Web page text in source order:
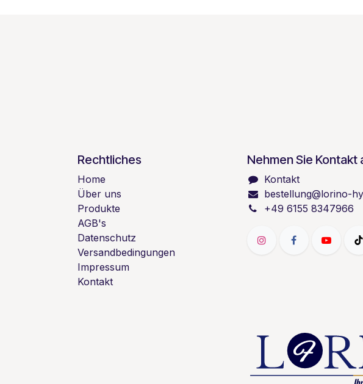
Rechtliches
Home
Über uns
Produkte
AGB's
Datenschutz
Versandbedingungen
Impressum
Kontakt
Nehmen Sie Kontakt
Kontakt
bestellung@lorino-
+49 6155 8347966